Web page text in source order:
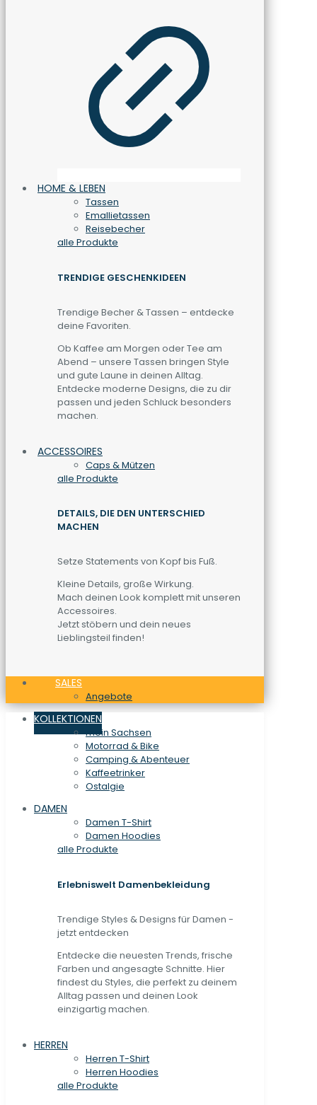
HOME & LEBEN
Tassen
Emallietassen
Reisebecher
alle Produkte
TRENDIGE GESCHENKIDEEN
Trendige Becher & Tassen – entdecke
deine Favoriten.
Ob Kaffee am Morgen oder Tee am
Abend – unsere Tassen bringen Style
und gute Laune in deinen Alltag.
Entdecke moderne Designs, die zu dir
passen und jeden Schluck besonders
machen.
ACCESSOIRES
Caps & Mützen
alle Produkte
DETAILS, DIE DEN UNTERSCHIED
MACHEN
Setze Statements von Kopf bis Fuß.
Kleine Details, große Wirkung.
Mach deinen Look komplett mit unseren
Accessoires.
Jetzt stöbern und dein neues
Lieblingsteil finden!
SALES
Angebote
KOLLEKTIONEN
mein Sachsen
Motorrad & Bike
Camping & Abenteuer
Kaffeetrinker
Ostalgie
DAMEN
Damen T-Shirt
Damen Hoodies
alle Produkte
Erlebniswelt Damenbekleidung
Trendige Styles & Designs für Damen -
jetzt entdecken
Entdecke die neuesten Trends, frische
Farben und angesagte Schnitte. Hier
findest du Styles, die perfekt zu deinem
Alltag passen und deinen Look
einzigartig machen.
HERREN
Herren T-Shirt
Herren Hoodies
alle Produkte